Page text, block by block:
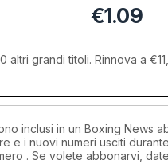
€1.09
altri grandi titoli. Rinnova a
inclusi in un Boxing News
e i nuovi numeri usciti
. Se volete abbonarvi,